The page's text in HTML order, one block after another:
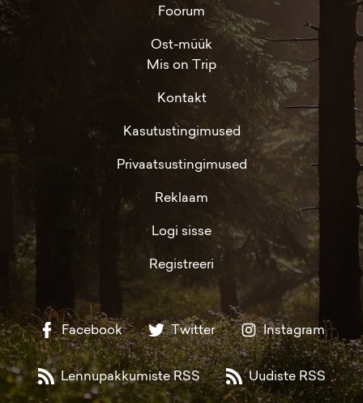
Foorum
Ost-müük
Mis on Trip
Kontakt
Kasutustingimused
Privaatsustingimused
Reklaam
Logi sisse
Registreeri
Facebook Twitter Instagram
Lennupakkumiste RSS Uudiste RSS